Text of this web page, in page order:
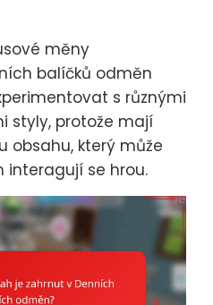
měny
balíčků odměn
s různými
styly, protože mají
obsahu, který může
interagují se hrou.